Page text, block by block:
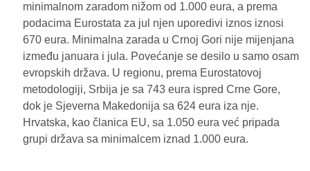
minimalnom zaradom nižom od 1.000 eura, a prema
podacima Eurostata za jul njen uporedivi iznos iznosi
670 eura. Minimalna zarada u Crnoj Gori nije mijenjana
između januara i jula. Povećanje se desilo u samo osam
evropskih država. U regionu, prema Eurostatovoj
metodologiji, Srbija je sa 743 eura ispred Crne Gore,
dok je Sjeverna Makedonija sa 624 eura iza nje.
Hrvatska, kao članica EU, sa 1.050 eura već pripada
grupi država sa minimalcem iznad 1.000 eura.